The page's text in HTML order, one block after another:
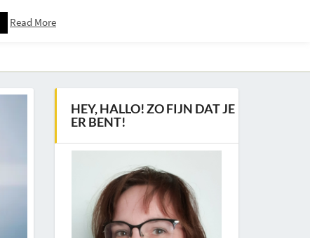
Downloadspagina – Voor Nieuwsbrief Abonnees
HEY, HALLO! ZO FIJN DAT JE
ER BENT!
Read More